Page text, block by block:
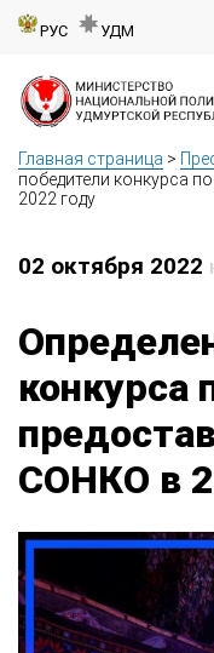
РУС УДМ
Главная страница >
победители конкурса
2022 году
02 октября 2022
конкурса
СОНКО в